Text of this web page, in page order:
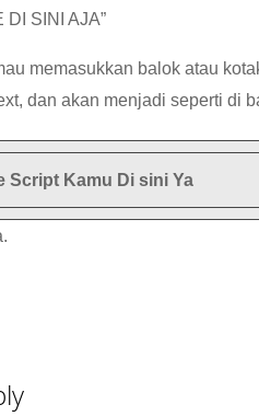
DI SINI AJA”
memasukkan balok atau
dan akan menjadi seperti di
Script Kamu Di sini Ya